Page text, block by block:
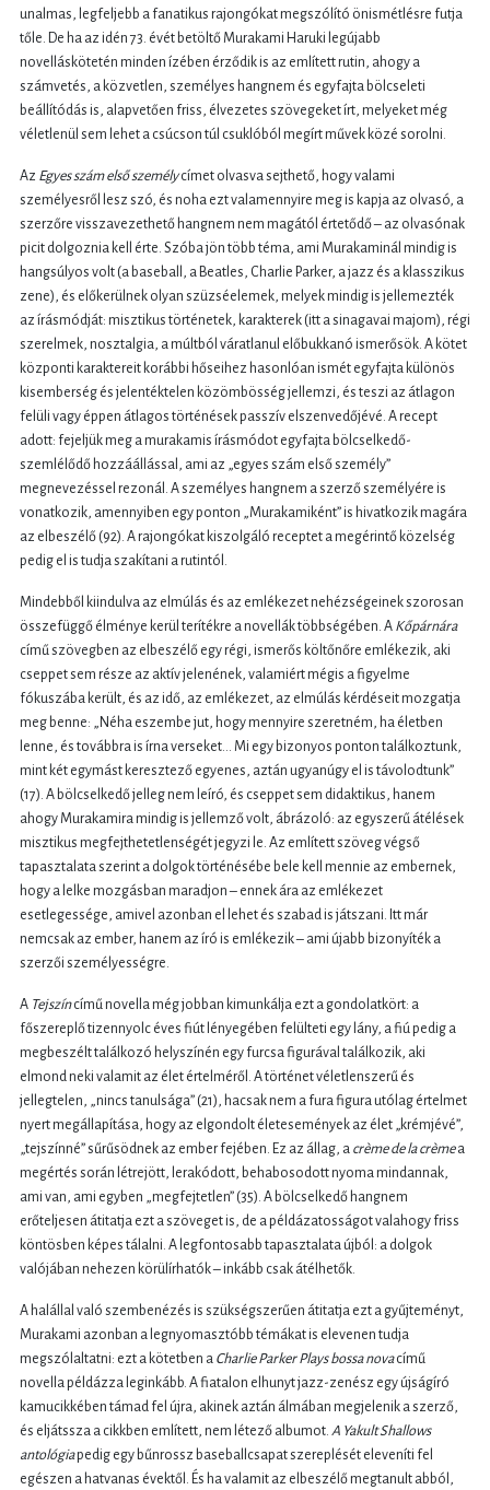
unalmas, legfeljebb a fanatikus rajongókat megszólító önismétlésre futja
tőle. De ha az idén 73. évét betöltő Murakami Haruki legújabb
novelláskötetén minden ízében érződik is az említett rutin, ahogy a
számvetés, a közvetlen, személyes hangnem és egyfajta bölcseleti
beállítódás is, alapvetően friss, élvezetes szövegeket írt, melyeket még
véletlenül sem lehet a csúcson túl csuklóból megírt művek közé sorolni.
Az Egyes szám első személycímet olvasva sejthető, hogy valami
személyesről lesz szó, és noha ezt valamennyire meg is kapja az olvasó, a
szerzőre visszavezethető hangnem nem magától értetődő – az olvasónak
picit dolgoznia kell érte. Szóba jön több téma, ami Murakaminál mindig is
hangsúlyos volt (a baseball, a Beatles, Charlie Parker, a jazz és a klasszikus
zene), és előkerülnek olyan szüzséelemek, melyek mindig is jellemezték
az írásmódját: misztikus történetek, karakterek (itt a sinagavai majom), régi
szerelmek, nosztalgia, a múltból váratlanul előbukkanó ismerősök. A kötet
központi karaktereit korábbi hőseihez hasonlóan ismét egyfajta különös
kisemberség és jelentéktelen közömbösség jellemzi, és teszi az átlagon
felüli vagy éppen átlagos történések passzív elszenvedőjévé. A recept
adott: fejeljük meg a murakamis írásmódot egyfajta bölcselkedő-
szemlélődő hozzáállással, ami az „egyes szám első személy”
megnevezéssel rezonál. A személyes hangnem a szerző személyére is
vonatkozik, amennyiben egy ponton „Murakamiként” is hivatkozik magára
az elbeszélő (92). A rajongókat kiszolgáló receptet a megérintő közelség
pedig el is tudja szakítani a rutintól.
Mindebből kiindulva az elmúlás és az emlékezet nehézségeinek szorosan
összefüggő élménye kerül terítékre a novellák többségében. A Kőpárnára
című szövegben az elbeszélő egy régi, ismerős költőnőre emlékezik, aki
cseppet sem része az aktív jelenének, valamiért mégis a figyelme
fókuszába került, és az idő, az emlékezet, az elmúlás kérdéseit mozgatja
meg benne: „Néha eszembe jut, hogy mennyire szeretném, ha életben
lenne, és továbbra is írna verseket... Mi egy bizonyos ponton találkoztunk,
mint két egymást keresztező egyenes, aztán ugyanúgy el is távolodtunk”
(17). A bölcselkedő jelleg nem leíró, és cseppet sem didaktikus, hanem
ahogy Murakamira mindig is jellemző volt, ábrázoló: az egyszerű átélések
misztikus megfejthetetlenségét jegyzi le. Az említett szöveg végső
tapasztalata szerint a dolgok történésébe bele kell mennie az embernek,
hogy a lelke mozgásban maradjon – ennek ára az emlékezet
esetlegessége, amivel azonban el lehet és szabad is játszani. Itt már
nemcsak az ember, hanem az író is emlékezik – ami újabb bizonyíték a
szerzői személyességre.
A Tejszíncímű novella még jobban kimunkálja ezt a gondolatkört: a
főszereplő tizennyolc éves fiút lényegében felülteti egy lány, a fiú pedig a
megbeszélt találkozó helyszínén egy furcsa figurával találkozik, aki
elmond neki valamit az élet értelméről. A történet véletlenszerű és
jellegtelen, „nincs tanulsága” (21), hacsak nem a fura figura utólag értelmet
nyert megállapítása, hogy az elgondolt életesemények az élet „krémjévé”,
„tejszínné” sűrűsödnek az ember fejében. Ez az állag, a crème de la crèmea
megértés során létrejött, lerakódott, behabosodott nyoma mindannak,
ami van, ami egyben „megfejtetlen” (35). A bölcselkedő hangnem
erőteljesen átitatja ezt a szöveget is, de a példázatosságot valahogy friss
köntösben képes tálalni. A legfontosabb tapasztalata újból: a dolgok
valójában nehezen körülírhatók – inkább csak átélhetők.
A halállal való szembenézés is szükségszerűen átitatja ezt a gyűjteményt,
Murakami azonban a legnyomasztóbb témákat is elevenen tudja
megszólaltatni: ezt a kötetben a Charlie Parker Plays bossa novacímű
novella példázza leginkább. A fiatalon elhunyt jazz-zenész egy újságíró
kamucikkében támad fel újra, akinek aztán álmában megjelenik a szerző,
és eljátssza a cikkben említett, nem létező albumot. A Yakult Shallows
antológiapedig egy bűnrossz baseballcsapat szereplését eleveníti fel
egészen a hatvanas évektől. És ha valamit az elbeszélő megtanult abból,